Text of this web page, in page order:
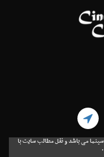
می باشد و نقل مطالب سایت با